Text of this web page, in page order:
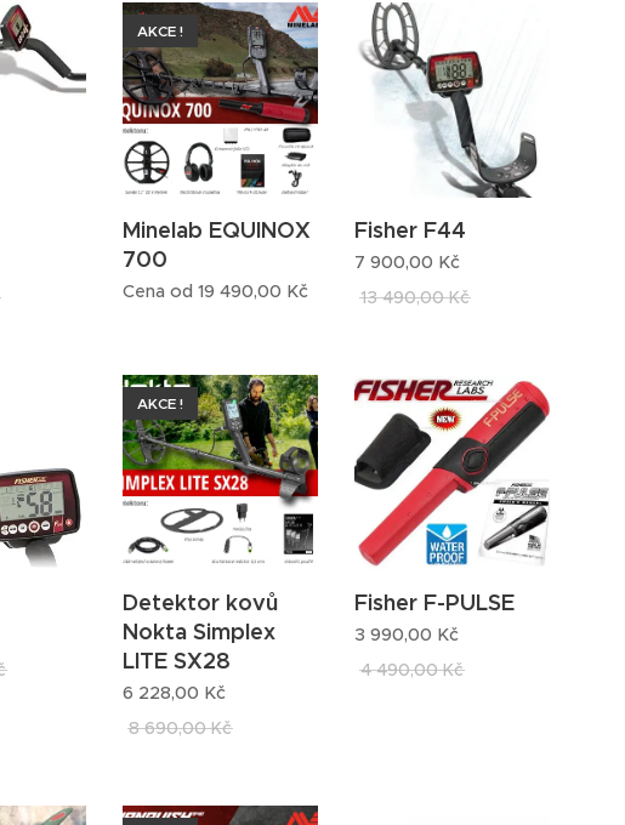
Minelab EQUINOX
700
AKCE !
Cena od 19 490,00 Kč
Fisher F44
7 900,00 Kč
13 490,00Kč
Detektor kovů
Nokta Simplex
LITE SX28
AKCE !
6 228,00 Kč
8 690,00Kč
Fisher F-PULSE
3 990,00 Kč
4 490,00Kč